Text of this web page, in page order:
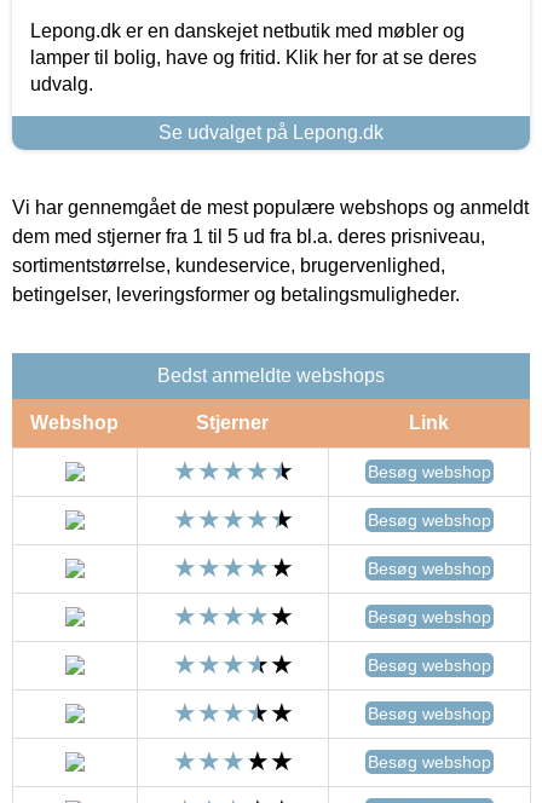
Lepong.dk er en danskejet netbutik med møbler og
lamper til bolig, have og fritid. Klik her for at se deres
udvalg.
Se udvalget på Lepong.dk
Vi har gennemgået de mest populære webshops og anmeldt
dem med stjerner fra 1 til 5 ud fra bl.a. deres prisniveau,
sortimentstørrelse, kundeservice, brugervenlighed,
betingelser, leveringsformer og betalingsmuligheder.
Bedst anmeldte webshops
Webshop Stjerner Link
Besøg webshop
Besøg webshop
Besøg webshop
Besøg webshop
Besøg webshop
Besøg webshop
Besøg webshop